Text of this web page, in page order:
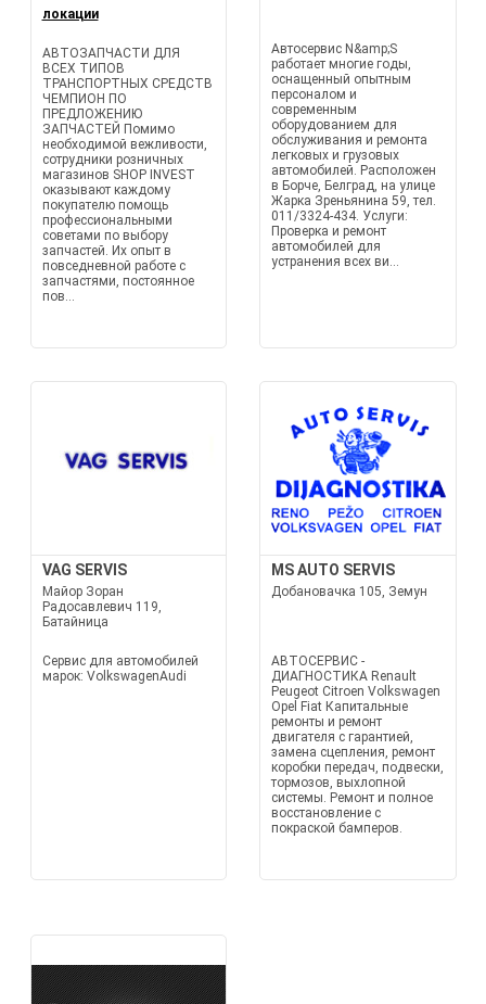
локации
АВТОЗАПЧАСТИ ДЛЯ
ВСЕХ ТИПОВ
ТРАНСПОРТНЫХ СРЕДСТВ
ЧЕМПИОН ПО
ПРЕДЛОЖЕНИЮ
ЗАПЧАСТЕЙ Помимо
необходимой вежливости,
сотрудники розничных
магазинов SHOP INVEST
оказывают каждому
покупателю помощь
профессиональными
советами по выбору
запчастей. Их опыт в
повседневной работе с
запчастями, постоянное
пов...
Автосервис N&amp;S
работает многие годы,
оснащенный опытным
персоналом и
современным
оборудованием для
обслуживания и ремонта
легковых и грузовых
автомобилей. Расположен
в Борче, Белград, на улице
Жарка Зреньянина 59, тел.
011/3324-434. Услуги:
Проверка и ремонт
автомобилей для
устранения всех ви...
VAG SERVIS
Майор Зоран
Радосавлевич 119,
Батайница
Сервис для автомобилей
марок: VolkswagenAudi
MS AUTO SERVIS
Добановачка 105, Земун
АВТОСЕРВИС -
ДИАГНОСТИКА Renault
Peugeot Citroen Volkswagen
Opel Fiat Капитальные
ремонты и ремонт
двигателя с гарантией,
замена сцепления, ремонт
коробки передач, подвески,
тормозов, выхлопной
системы. Ремонт и полное
восстановление с
покраской бамперов.